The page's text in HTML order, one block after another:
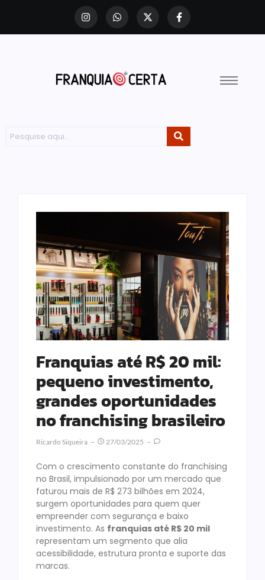
Franquias até R$ 20 mil:
pequeno investimento,
grandes oportunidades
no franchising brasileiro
Ricardo Siqueira 27/03/2025
Com o crescimento constante do franchising
no Brasil, impulsionado por um mercado que
faturou mais de R$ 273 bilhões em 2024,
surgem oportunidades para quem quer
empreender com segurança e baixo
investimento. As franquias até R$ 20 mil
representam um segmento que alia
acessibilidade, estrutura pronta e suporte das
marcas.